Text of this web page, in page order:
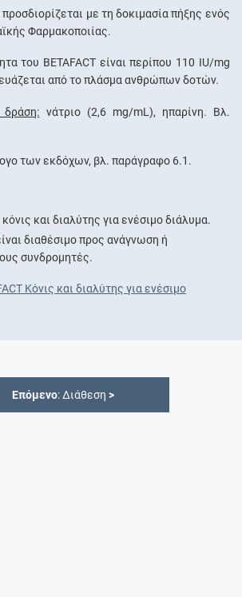
με τη δοκιμασία πήξης ενός
Φαρμακοποιίας.
του BETAFACT είναι περίπου 110 IU/mg
από το πλάσμα ανθρώπων δοτών.
νάτριο (2,6 mg/mL), ηπαρίνη. Βλ.
των εκδόχων, βλ. παράγραφο 6.1.
και διαλύτης για ενέσιμο διάλυμα.
διαθέσιμο προς ανάγνωση ή
συνδρομητές.
Κόνις και διαλύτης για ενέσιμο
Επόμενο: Διάθεση >